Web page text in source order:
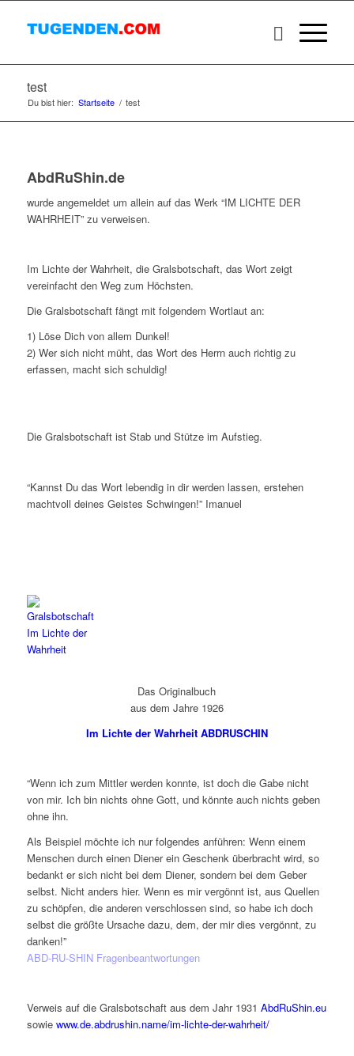
test
Du bist hier: Startseite / test
AbdRuShin.de
wurde angemeldet um allein auf das Werk “IM LICHTE DER
WAHRHEIT” zu verweisen.
Im Lichte der Wahrheit, die Gralsbotschaft, das Wort zeigt
vereinfacht den Weg zum Höchsten.
Die Gralsbotschaft fängt mit folgendem Wortlaut an:
1) Löse Dich von allem Dunkel!
2) Wer sich nicht müht, das Wort des Herrn auch richtig zu
erfassen, macht sich schuldig!
Die Gralsbotschaft ist Stab und Stütze im Aufstieg.
“Kannst Du das Wort lebendig in dir werden lassen, erstehen
machtvoll deines Geistes Schwingen!” Imanuel
Das Originalbuch
aus dem Jahre 1926
Im Lichte der Wahrheit ABDRUSCHIN
“Wenn ich zum Mittler werden konnte, ist doch die Gabe nicht
von mir. Ich bin nichts ohne Gott, und könnte auch nichts geben
ohne ihn.
Als Beispiel möchte ich nur folgendes anführen: Wenn einem
Menschen durch einen Diener ein Geschenk überbracht wird, so
bedankt er sich nicht bei dem Diener, sondern bei dem Geber
selbst. Nicht anders hier. Wenn es mir vergönnt ist, aus Quellen
zu schöpfen, die anderen verschlossen sind, so habe ich doch
selbst die größte Ursache dazu, dem, der mir dies vergönnt, zu
danken!”
ABD-RU-SHIN Fragenbeantwortungen
Verweis auf die Gralsbotschaft aus dem Jahr 1931 AbdRuShin.eu
sowie www.de.abdrushin.name/im-lichte-der-wahrheit/